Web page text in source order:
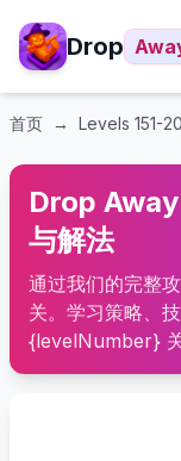
Drop
首页 → Levels 151-
Drop
与解法
通过我们的完整
关。学习策略、
{levelNumber} 关